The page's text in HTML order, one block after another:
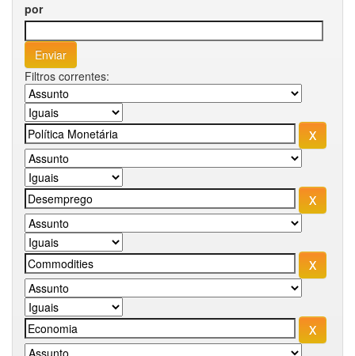
por
Filtros correntes: